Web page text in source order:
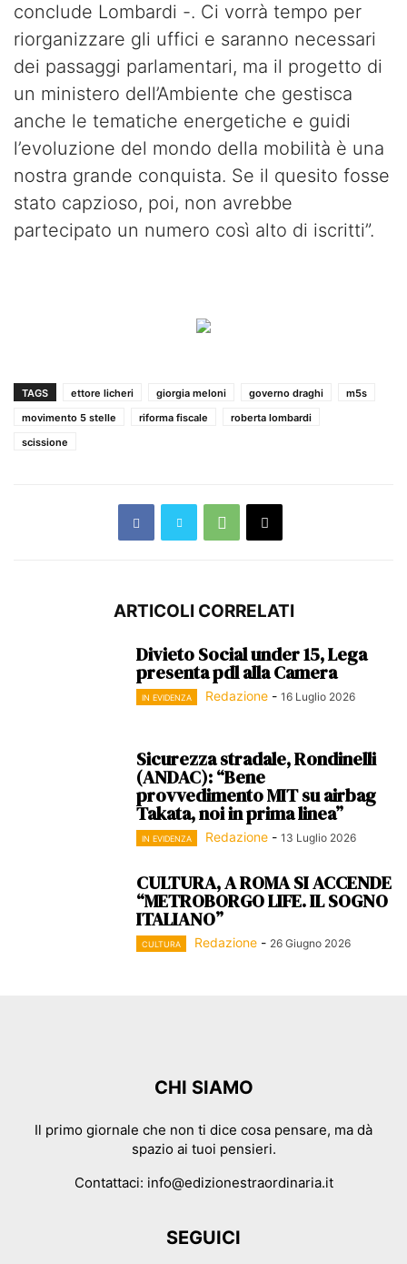
conclude Lombardi -. Ci vorrà tempo per
riorganizzare gli uffici e saranno necessari
dei passaggi parlamentari, ma il progetto di
un ministero dell’Ambiente che gestisca
anche le tematiche energetiche e guidi
l’evoluzione del mondo della mobilità è una
nostra grande conquista. Se il quesito fosse
stato capzioso, poi, non avrebbe
partecipato un numero così alto di iscritti”.
TAGS ettore licheri giorgia meloni governo draghi
m5s
movimento 5 stelle
riforma fiscale
roberta lombardi
scissione
ARTICOLI CORRELATI
Divieto Social under 15, Lega
presenta pdl alla Camera
IN EVIDENZA Redazione - 16 Luglio 2026
Sicurezza stradale, Rondinelli
(ANDAC): “Bene
provvedimento MIT su airbag
Takata, noi in prima linea”
IN EVIDENZA Redazione - 13 Luglio 2026
CULTURA, A ROMA SI ACCENDE
“METROBORGO LIFE. IL SOGNO
ITALIANO”
CULTURA Redazione - 26 Giugno 2026
CHI SIAMO
Il primo giornale che non ti dice cosa pensare, ma dà
spazio ai tuoi pensieri.
Contattaci: info@edizionestraordinaria.it
SEGUICI